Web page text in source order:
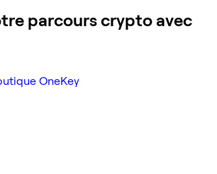
parcours crypto avec
OneKey